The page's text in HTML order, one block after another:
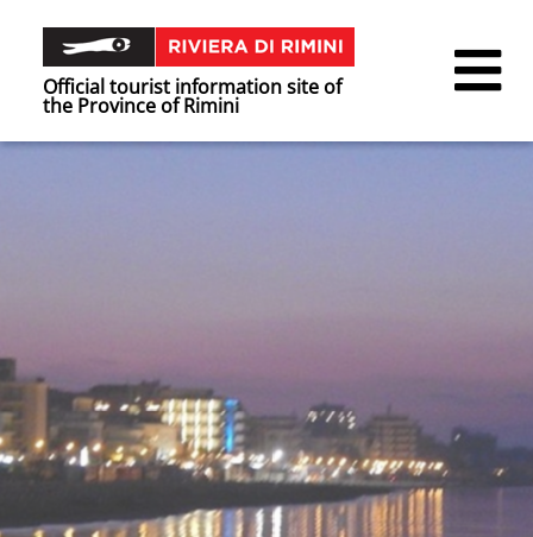
Official tourist information site of
the Province of Rimini